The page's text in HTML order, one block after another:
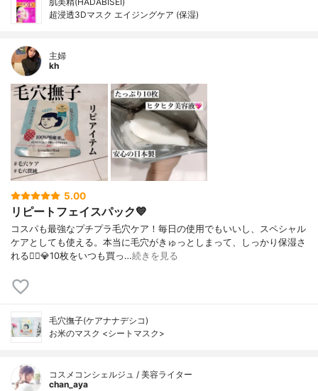
超浸透3Dマスク エイジングケア (保湿)
主婦
kh
5.00
リピートフェイスパック💙
コスパも最強なプチプラ毛穴ケア！毎日の使用でもいいし、スペシャル
ケアとしても使える。本当に毛穴がきゅっとしまって、しっかり保湿さ
れる🙆‍♀️💎10枚をいつも買っ…続きを見る
毛穴撫子(ケアナナデシコ)
お米のマスク <シートマスク>
コスメコンシェルジュ / 美容ライター
chan_aya